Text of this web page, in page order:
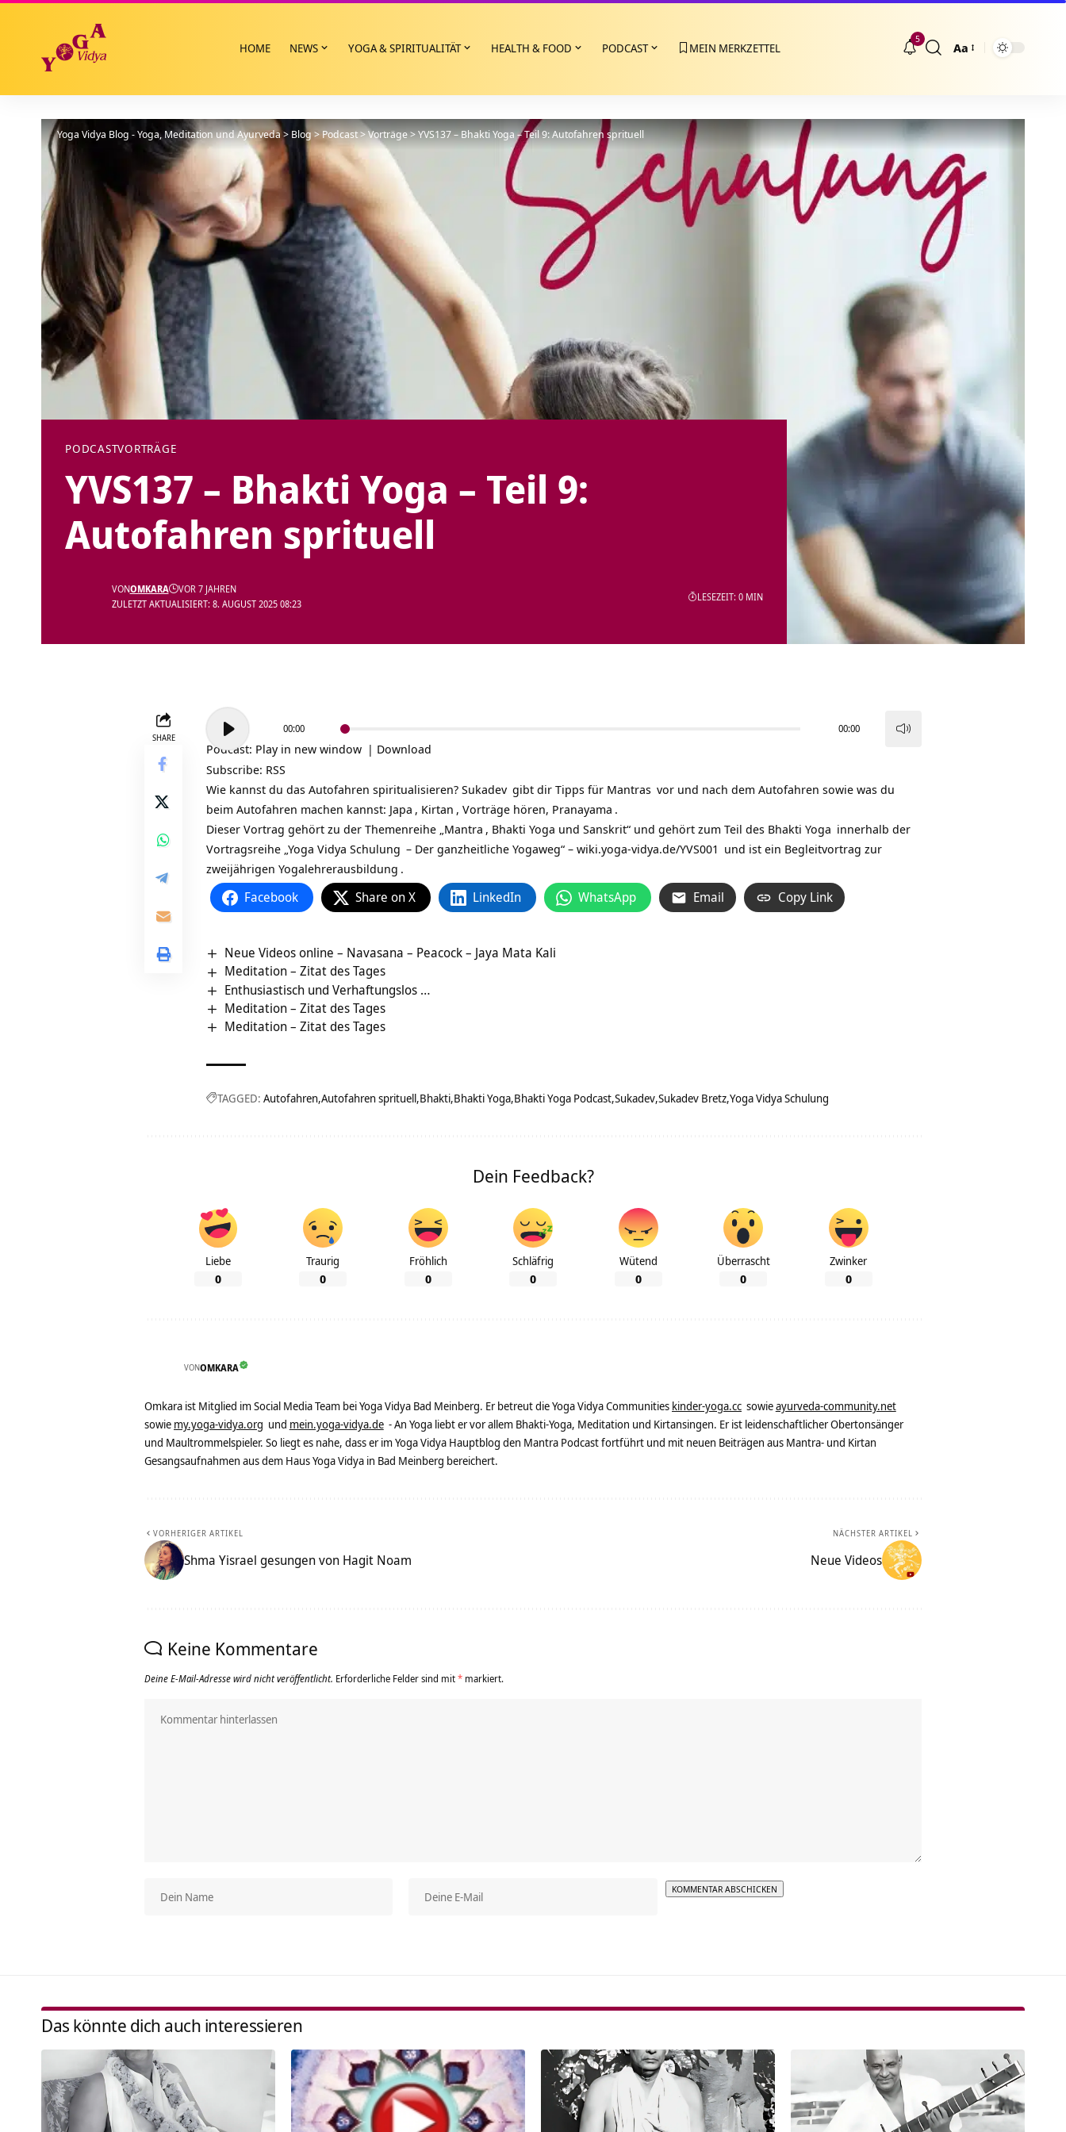
HOME NEWS YOGA & SPIRITUALITÄT HEALTH & FOOD PODCAST MEIN MERKZETTEL
5
Größenänderung
Aa
Yoga Vidya Blog - Yoga, Meditation und Ayurveda> Blog > Podcast>Vorträge>YVS137 – Bhakti Yoga – Teil 9: Autofahren sprituell
PODCASTVORTRÄGE
YVS137 – Bhakti Yoga – Teil 9:
Autofahren sprituell
ZULETZT AKTUALISIERT: 8. AUGUST 2025 08:23
VONOMKARA VOR 7 JAHREN
LESEZEIT: 0 MIN
SHARE
Audio-
Player
00:00 00:00
Podcast: Play in new window | Download
Subscribe: RSS
Wie kannst du das Autofahren spiritualisieren? Sukadev gibt dir Tipps für Mantras vor und nach dem Autofahren sowie was du
beim Autofahren machen kannst: Japa , Kirtan , Vorträge hören, Pranayama .
Dieser Vortrag gehört zu der Themenreihe „Mantra , Bhakti Yoga und Sanskrit“ und gehört zum Teil des Bhakti Yoga innerhalb der
Vortragsreihe „Yoga Vidya Schulung – Der ganzheitliche Yogaweg“ – wiki.yoga-vidya.de/YVS001 und ist ein Begleitvortrag zur
zweijährigen Yogalehrerausbildung .
Facebook Share on X LinkedIn WhatsApp Email Copy Link
Neue Videos online – Navasana – Peacock – Jaya Mata Kali
Meditation – Zitat des Tages
Enthusiastisch und Verhaftungslos …
Meditation – Zitat des Tages
Meditation – Zitat des Tages
TAGGED: Autofahren Autofahren sprituell Bhakti Bhakti Yoga Bhakti Yoga Podcast Sukadev Sukadev Bretz Yoga Vidya Schulung
Dein Feedback?
Liebe
0
Traurig
0
Fröhlich
0
Schläfrig
0
Wütend
0
Überrascht
0
Zwinker
0
VONOMKARA
Omkara ist Mitglied im Social Media Team bei Yoga Vidya Bad Meinberg. Er betreut die Yoga Vidya Communities kinder-yoga.cc sowieayurveda-community.net
sowie my.yoga-vidya.org und mein.yoga-vidya.de - An Yoga liebt er vor allem Bhakti-Yoga, Meditation und Kirtansingen. Er ist leidenschaftlicher Obertonsänger
und Maultrommelspieler. So liegt es nahe, dass er im Yoga Vidya Hauptblog den Mantra Podcast fortführt und mit neuen Beiträgen aus Mantra- und Kirtan
Gesangsaufnahmen aus dem Haus Yoga Vidya in Bad Meinberg bereichert.
VORHERIGER ARTIKEL
Shma Yisrael gesungen von Hagit Noam
NÄCHSTER ARTIKEL
Neue Videos
Keine Kommentare
Deine E-Mail-Adresse wird nicht veröffentlicht. Erforderliche Felder sind mit* markiert.
Das könnte dich auch interessieren